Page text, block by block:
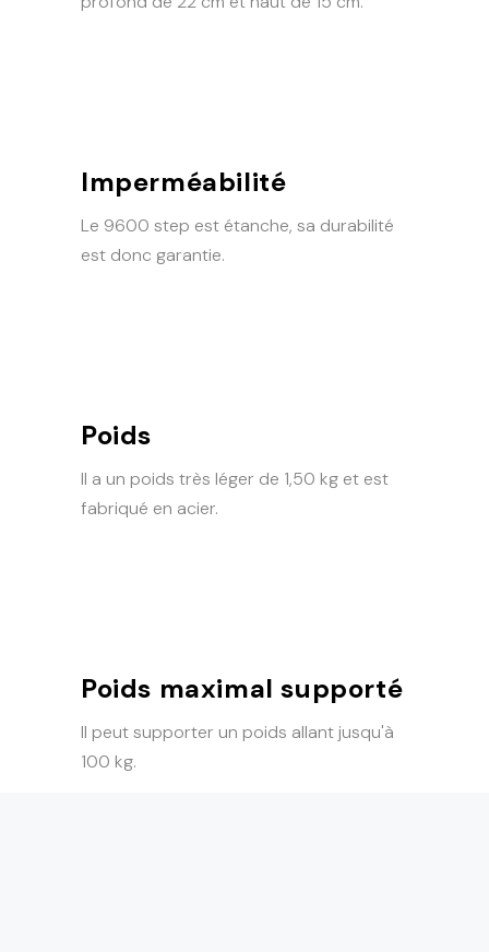
Imperméabilité
Le 9600 step est étanche, sa durabilité
est donc garantie.
Poids
Il a un poids très léger de 1,50 kg et est
fabriqué en acier.
Poids maximal supporté
Il peut supporter un poids allant jusqu'à
100 kg.